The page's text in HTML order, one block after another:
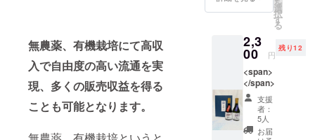
無農薬、有機栽培にて高収
入で自由度の高い流通を実
現、多くの販売収益を得る
ことも可能となります。
料、有
機農家
どにと
ても喜
ばれて
おりま
す。
を
選
択
す
る
2,3
00 円
残り12
<span>
</span>
支援
者：
5人
お届